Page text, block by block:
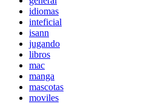
idiomas
inteficial
isann
jugando
libros
mac
manga
mascotas
moviles